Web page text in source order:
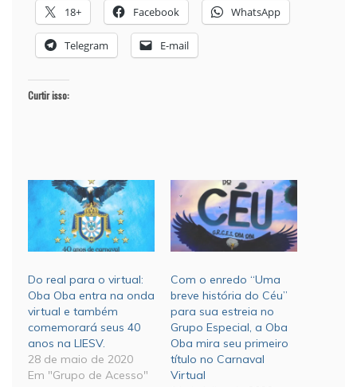
18+ Facebook WhatsApp
Telegram E-mail
Curtir isso:
Do real para o virtual:
Oba Oba entra na onda
virtual e também
comemorará seus 40
anos na LIESV.
28 de maio de 2020
Em "Grupo de Acesso"
Com o enredo “Uma
breve história do Céu”
para sua estreia no
Grupo Especial, a Oba
Oba mira seu primeiro
título no Carnaval
Virtual